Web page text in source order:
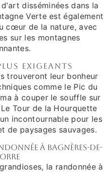
disséminées dans la
Verte est également
cœur de la nature, avec
sur les montagnes
exigeants
trouveront leur bonheur
comme le Pic du
à couper le souffle sur
Tour de la Hourquette
incontournable pour les
de paysages sauvages.
à Bagnères-de-
la randonnée à